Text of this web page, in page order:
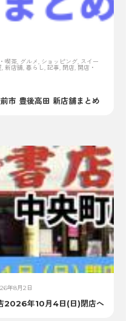
喫茶, グルメ, ショッピング, スイー
新店舗, 暮らし, 記事, 閉店, 開店・
市 豊後高田 新店舗まとめ
年8月2日
2026年10月4日(日)閉店へ